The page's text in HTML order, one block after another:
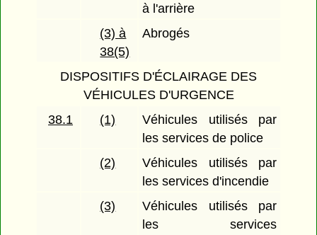
à l'arrière
(3) à
38(5)
Abrogés
DISPOSITIFS D'ÉCLAIRAGE DES
VÉHICULES D'URGENCE
38.1
(1)
Véhicules utilisés par
les services de police
(2)
Véhicules utilisés par
les services d'incendie
(3)
Véhicules utilisés par
les services